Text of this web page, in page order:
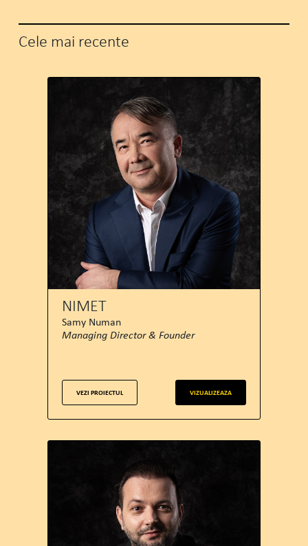
Cele mai recente
NIMET
Samy Numan
Managing Director & Founder
VEZI PROIECTUL VIZUALIZEAZA